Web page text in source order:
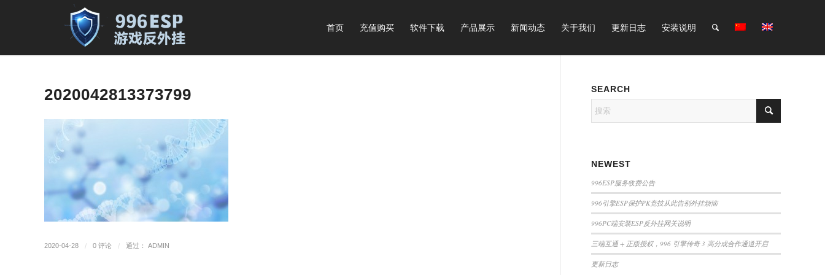
首页 充值购买 软件下载 产品展示 新闻动态 关于我们 更新日志 安装说明
2020042813373799
2020-04-28 / 0 评论 / 通过： ADMIN
SEARCH
NEWEST
996ESP服务收费公告
996引擎ESP保护PK竞技从此告别外挂烦恼
996PC端安装ESP反外挂网关说明
三端互通 + 正版授权，996 引擎传奇 3 高分成合作通道开启
更新日志